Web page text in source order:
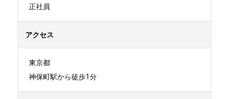
正社員
アクセス
東京都
神保町駅から徒歩1分